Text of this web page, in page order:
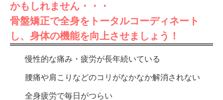
かもしれません・・・
骨盤矯正で全身をトータルコーディネート
し、身体の機能を向上させましょう！
慢性的な痛み・疲労が長年続いている
腰痛や肩こりなどのコリがなかなか解消されない
全身疲労で毎日がつらい